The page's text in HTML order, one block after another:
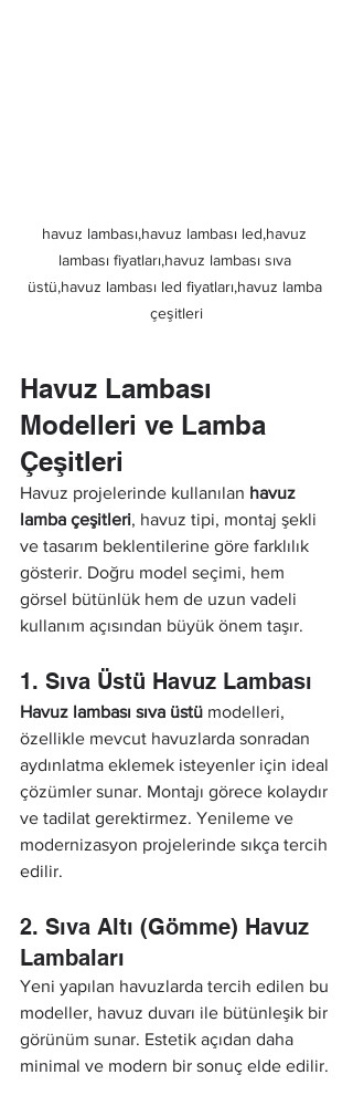
havuz lambası,havuz lambası led,havuz
lambası fiyatları,havuz lambası sıva
üstü,havuz lambası led fiyatları,havuz lamba
çeşitleri
Havuz Lambası
Modelleri ve Lamba
Çeşitleri
Havuz projelerinde kullanılan havuz
lamba çeşitleri, havuz tipi, montaj şekli
ve tasarım beklentilerine göre farklılık
gösterir. Doğru model seçimi, hem
görsel bütünlük hem de uzun vadeli
kullanım açısından büyük önem taşır.
1. Sıva Üstü Havuz Lambası
Havuz lambası sıva üstü modelleri,
özellikle mevcut havuzlarda sonradan
aydınlatma eklemek isteyenler için ideal
çözümler sunar. Montajı görece kolaydır
ve tadilat gerektirmez. Yenileme ve
modernizasyon projelerinde sıkça tercih
edilir.
2. Sıva Altı (Gömme) Havuz
Lambaları
Yeni yapılan havuzlarda tercih edilen bu
modeller, havuz duvarı ile bütünleşik bir
görünüm sunar. Estetik açıdan daha
minimal ve modern bir sonuç elde edilir.